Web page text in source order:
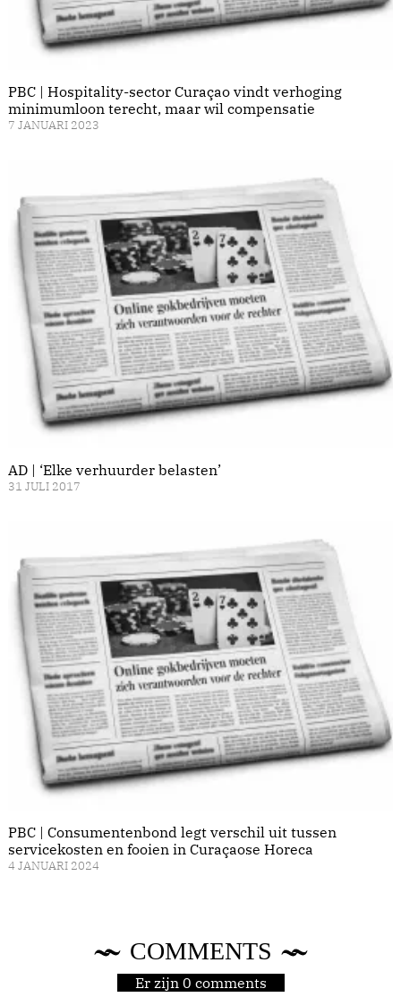
PBC | Hospitality-sector Curaçao vindt verhoging
minimumloon terecht, maar wil compensatie
7 JANUARI 2023
AD | ‘Elke verhuurder belasten’
31 JULI 2017
PBC | Consumentenbond legt verschil uit tussen
servicekosten en fooien in Curaçaose Horeca
4 JANUARI 2024
COMMENTS
Er zijn 0 comments